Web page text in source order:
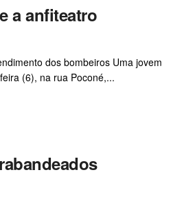
a anfiteatro
dos bombeiros Uma jovem
(6), na rua Poconé,...